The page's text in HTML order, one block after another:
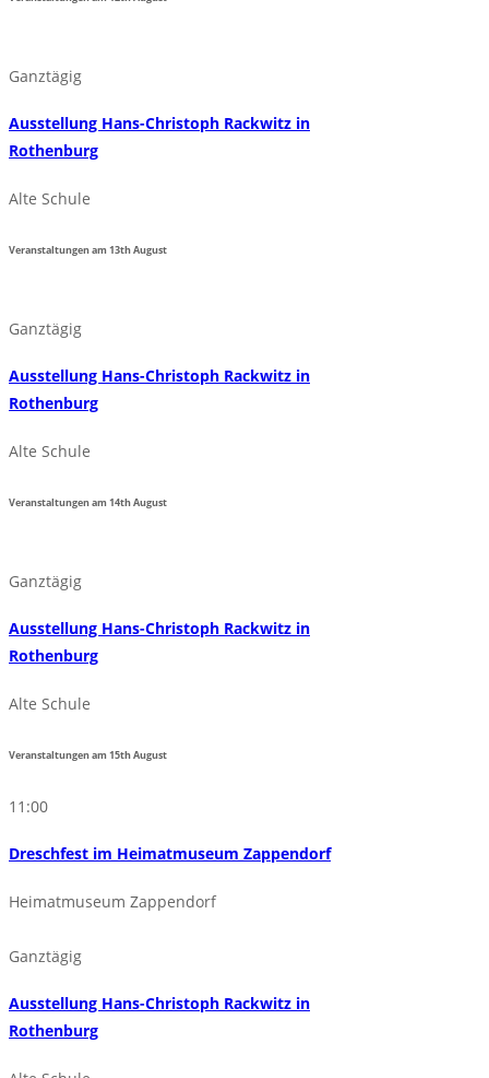
Ganztägig
Ausstellung Hans-Christoph Rackwitz in
Rothenburg
Alte Schule
Veranstaltungen am13thAugust
Ganztägig
Ausstellung Hans-Christoph Rackwitz in
Rothenburg
Alte Schule
Veranstaltungen am14thAugust
Ganztägig
Ausstellung Hans-Christoph Rackwitz in
Rothenburg
Alte Schule
Veranstaltungen am15thAugust
11:00
Dreschfest im Heimatmuseum Zappendorf
Heimatmuseum Zappendorf
Ganztägig
Ausstellung Hans-Christoph Rackwitz in
Rothenburg